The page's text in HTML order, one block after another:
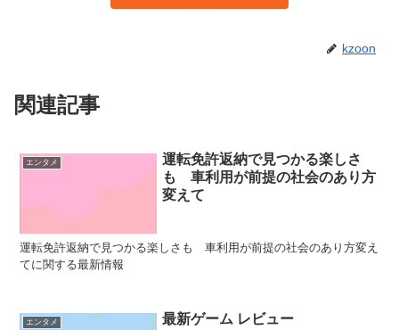
kzoon
関連記事
エンタメ
運転免許返納で見つかる楽しさ
も 車利用が前提の社会のあり方
変えて
運転免許返納で見つかる楽しさも 車利用が前提の社会のあり方変え
てに関する最新情報
エンタメ 最新ゲーム レビュー